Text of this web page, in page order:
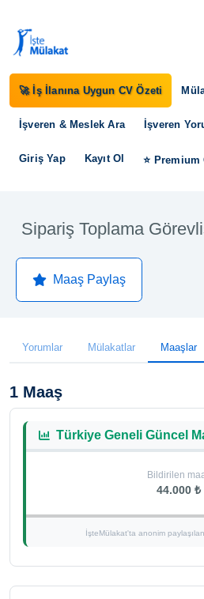
🚀 İş İlanına Uygun CV Özeti
İşveren & Meslek Ara İşveren
Giriş Yap Kayıt Ol ⭐ Premium
Sipariş Toplama
Maaş Paylaş
Yorumlar Mülakatlar Maaşlar
1 Maaş
Türkiye Geneli Güncel
Bildirilen
44.000 ₺
İşteMülakat'ta anonim